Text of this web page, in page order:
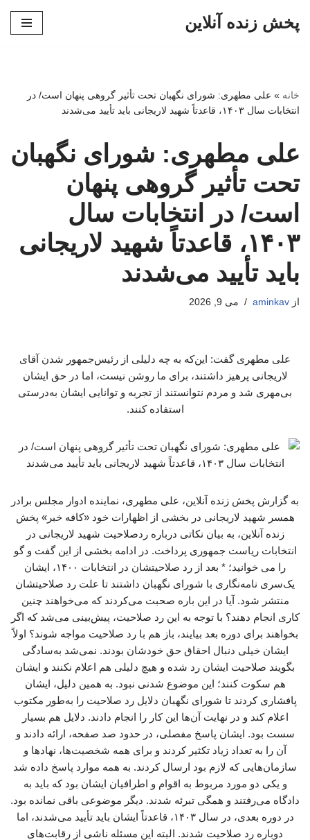
پخش زنده آنلاین
خانه » علی مطهری: شورای نگهبان تحت تأثیر گروهی پنهان است/ در
انتخابات سال ۱۴۰۳، قاعدتاً شهید لاریجانی باید تأیید می‌شدند
علی مطهری: شورای نگهبان
تحت تأثیر گروهی پنهان
است/ در انتخابات سال
۱۴۰۳، قاعدتاً شهید لاریجانی
باید تأیید می‌شدند
از aminkav می 9, 2026
علی مطهری گفت: این‌که به چه دلیلی از رئیس‌جمهور شدن آقای
لاریجانی پرهیز داشتند، برای ما روشن نیست، اما در حق ایشان
بی‌مهری شد و مردم نتوانستند از تجربه و توانایی ایشان به‌درستی
استفاده کنند.
به گزارش پخش زنده آنلاین، علی مطهری، نماینده ادوار مجلس برادر
همسر شهید لاریجانی در بخشی از اظهارات خود «کافه خبر» پخش
زنده آنلاین، به بیان نکاتی درباره ردصلاحیت شهید لاریجانی در
انتخابات ریاست جمهوری پرداخت. در ادامه بخشی از این گفت و گو
را می خوانید؛ * بعد از رد صلاحیتشان در انتخابات ۱۴۰۰، ایشان
یک‌سری نامه‌نگاری با شورای نگهبان داشتند تا علت رد صلاحیتشان
منتشر شود. آیا در این باره صحبت می‌کردند که می‌خواهند چنین
کاری انجام دهند؟ با توجه به این رد صلاحیت، پیش‌بینی می‌شد که اگر
بخواهند برای دوره بعد بیایند، باز هم با رد صلاحیت مواجه شوند؟ اولاً
ایشان خیلی دنبال احقاق حق خودشان بودند. نمی‌شد به‌سادگی
بگویند صلاحیت ایشان رد شده و هیچ دلیلی هم اعلام نکنند و ایشان
هم سکوت کنند؛ این موضوع شدنی نبود. به همین دلیل، ایشان
پافشاری کردند تا شورای نگهبان دلایل رد صلاحیت را به‌طور مکتوب
اعلام کند و در نهایت آن‌ها این کار را انجام دادند. دلایل هم بسیار
سست بود. ایشان پاسخ مفصلی، در حدود صد صفحه، ارائه دادند و
آن را به تعداد زیاد تکثیر کردند و برای همه شخصیت‌ها، نهادها و
سازمان‌هایی که لازم بود ارسال کردند. به همه موارد پاسخ داده شد
و یکی دو مورد مربوط به اقوام و اطرافیان ایشان بود که باید به
دادگاه می‌رفتند و همگی تبرئه شدند. دیگر موضوعی باقی نمانده بود.
در دوره بعدی، در سال ۱۴۰۳، قاعدتاً ایشان باید تأیید می‌شدند، اما
دوباره رد صلاحیت شدند. البته این مسئله ناشی از رقابت‌های